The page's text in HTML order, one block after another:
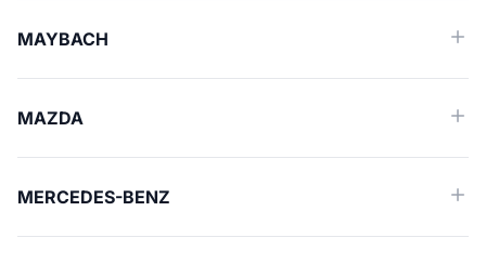
MAYBACH
MAZDA
MERCEDES-BENZ